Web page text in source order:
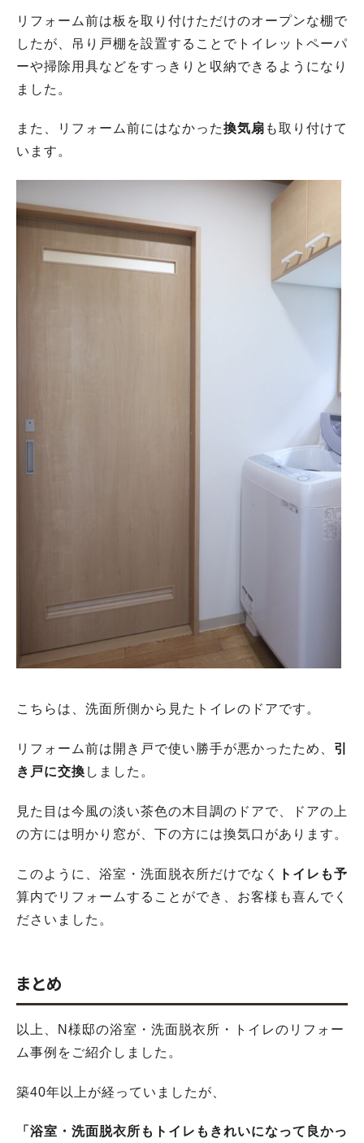
リフォーム前は板を取り付けただけのオープンな棚で
したが、吊り戸棚を設置することでトイレットペーパ
ーや掃除用具などをすっきりと収納できるようになり
ました。
また、リフォーム前にはなかった換気扇 も取り付けて
います。
こちらは、洗面所側から見たトイレのドアです。
リフォーム前は開き戸で使い勝手が悪かったため、 引
き戸に交換 しました。
見た目は今風の淡い茶色の木目調のドアで、ドアの上
の方には明かり窓が、下の方には換気口があります。
このように、浴室・洗面脱衣所だけでなく
トイレも予
算内でリフォームすることができ、お客様も喜んでく
ださいました。
まとめ
以上、N様邸の浴室・洗面脱衣所・トイレのリフォー
ム事例をご紹介しました。
築40年以上が経っていましたが、
「浴室・洗面脱衣所もトイレもきれいになって良かっ